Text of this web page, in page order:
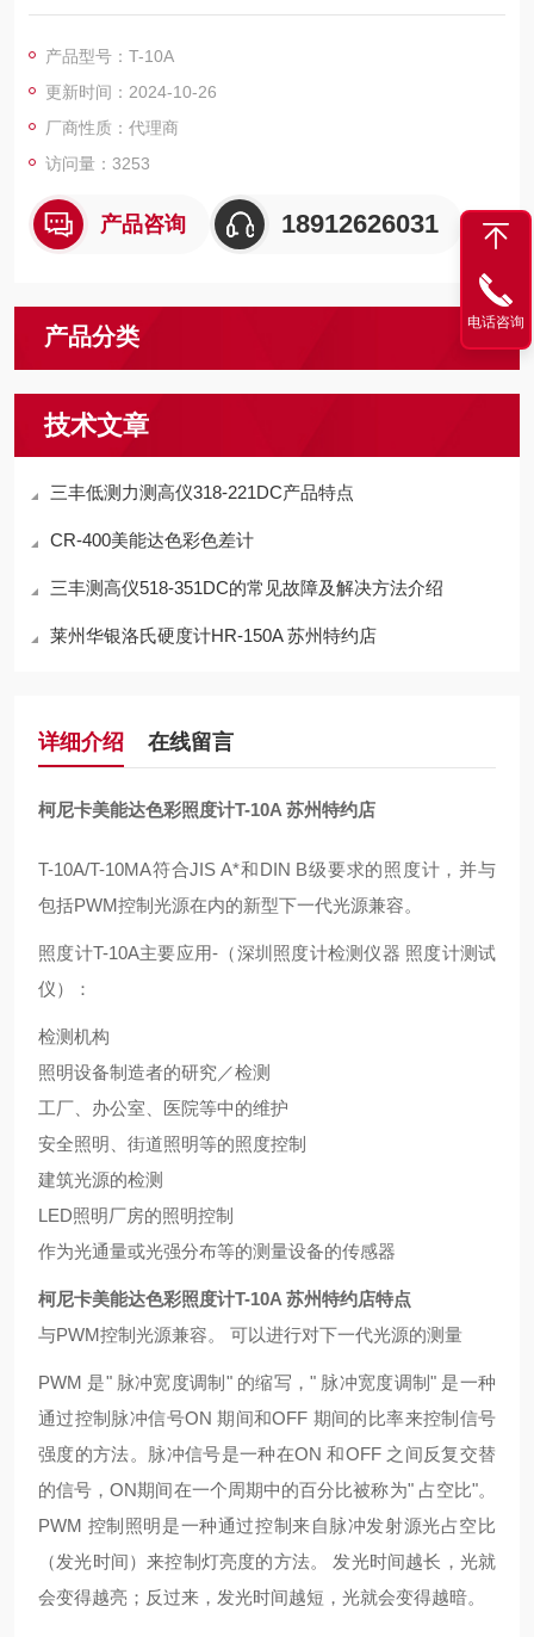
工厂、办公室、医院等中的维护
建筑光源的检测
LED照明厂房的照明控制
作为光通量或光强分布等的测量设备的传感器
产品型号：T-10A
更新时间：2024-10-26
厂商性质：代理商
访问量：3253
产品咨询 18912626031
产品分类
技术文章
三丰低测力测高仪318-221DC产品特点
CR-400美能达色彩色差计
三丰测高仪518-351DC的常见故障及解决方法介绍
莱州华银洛氏硬度计HR-150A 苏州特约店
详细介绍 在线留言
柯尼卡美能达色彩照度计T-10A 苏州特约店
T-10A/T-10MA符合JIS A*和DIN B级要求的照度计，并与
包括PWM控制光源在内的新型下一代光源兼容。
照度计T-10A主要应用-（深圳照度计检测仪器 照度计测试
仪）：
检测机构
照明设备制造者的研究／检测
工厂、办公室、医院等中的维护
安全照明、街道照明等的照度控制
建筑光源的检测
LED照明厂房的照明控制
作为光通量或光强分布等的测量设备的传感器
柯尼卡美能达色彩照度计T-10A 苏州特约店特点
与PWM控制光源兼容。 可以进行对下一代光源的测量
PWM 是" 脉冲宽度调制" 的缩写，" 脉冲宽度调制" 是一种
通过控制脉冲信号ON 期间和OFF 期间的比率来控制信号
强度的方法。脉冲信号是一种在ON 和OFF 之间反复交替
的信号，ON期间在一个周期中的百分比被称为" 占空比"。
PWM 控制照明是一种通过控制来自脉冲发射源光占空比
（发光时间）来控制灯亮度的方法。 发光时间越长，光就
会变得越亮；反过来，发光时间越短，光就会变得越暗。
电话咨询